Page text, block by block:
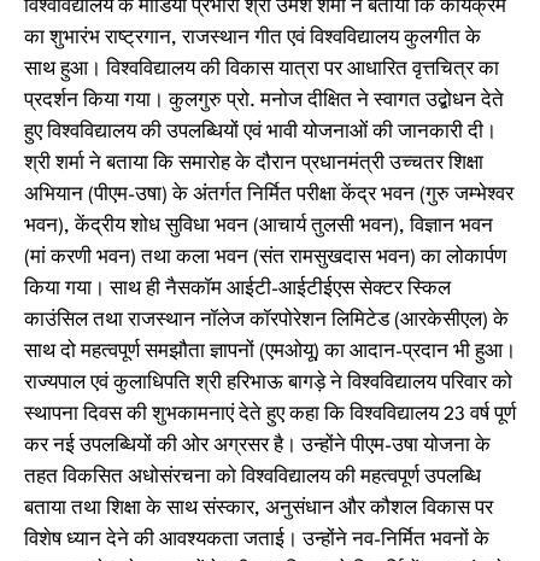
विश्वविद्यालय के मीडिया प्रभारी श्री उमेश शर्मा ने बताया कि कार्यक्रम
का शुभारंभ राष्ट्रगान, राजस्थान गीत एवं विश्वविद्यालय कुलगीत के
साथ हुआ। विश्वविद्यालय की विकास यात्रा पर आधारित वृत्तचित्र का
प्रदर्शन किया गया। कुलगुरु प्रो. मनोज दीक्षित ने स्वागत उद्बोधन देते
हुए विश्वविद्यालय की उपलब्धियों एवं भावी योजनाओं की जानकारी दी।
श्री शर्मा ने बताया कि समारोह के दौरान प्रधानमंत्री उच्चतर शिक्षा
अभियान (पीएम-उषा) के अंतर्गत निर्मित परीक्षा केंद्र भवन (गुरु जम्भेश्वर
भवन), केंद्रीय शोध सुविधा भवन (आचार्य तुलसी भवन), विज्ञान भवन
(मां करणी भवन) तथा कला भवन (संत रामसुखदास भवन) का लोकार्पण
किया गया। साथ ही नैसकॉम आईटी-आईटीईएस सेक्टर स्किल
काउंसिल तथा राजस्थान नॉलेज कॉरपोरेशन लिमिटेड (आरकेसीएल) के
साथ दो महत्वपूर्ण समझौता ज्ञापनों (एमओयू) का आदान-प्रदान भी हुआ।
राज्यपाल एवं कुलाधिपति श्री हरिभाऊ बागड़े ने विश्वविद्यालय परिवार को
स्थापना दिवस की शुभकामनाएं देते हुए कहा कि विश्वविद्यालय 23 वर्ष पूर्ण
कर नई उपलब्धियों की ओर अग्रसर है। उन्होंने पीएम-उषा योजना के
तहत विकसित अधोसंरचना को विश्वविद्यालय की महत्वपूर्ण उपलब्धि
बताया तथा शिक्षा के साथ संस्कार, अनुसंधान और कौशल विकास पर
विशेष ध्यान देने की आवश्यकता जताई। उन्होंने नव-निर्मित भवनों के